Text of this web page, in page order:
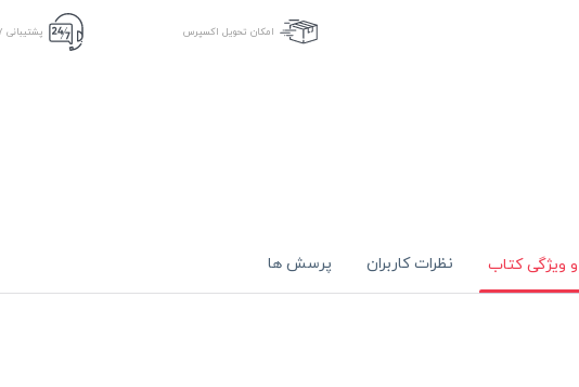
امکان تحویل اکسپرس پشتیبانی ۷ روزه ۲۴ ساعته
ویژگی کتاب نظرات کاربران پرسش ها